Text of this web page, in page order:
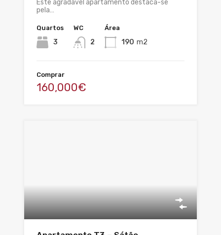
Este agradável apartamento destaca-se
pela…
Quartos
3
WC
2
Área
190 m2
Comprar
160,000€